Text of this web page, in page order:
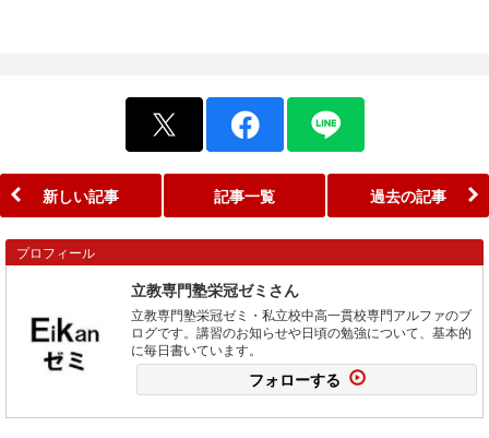
新しい記事 記事一覧 過去の記事
プロフィール
立教専門塾栄冠ゼミさん
立教専門塾栄冠ゼミ・私立校中高一貫校専門アルファのブ
ログです。講習のお知らせや日頃の勉強について、基本的
に毎日書いています。
フォローする